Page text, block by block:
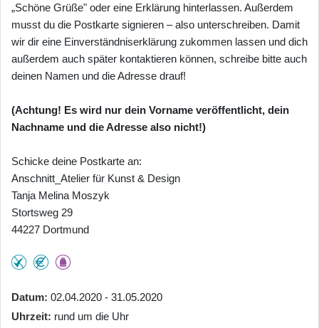
„Schöne Grüße" oder eine Erklärung hinterlassen. Außerdem
musst du die Postkarte signieren – also unterschreiben. Damit
wir dir eine Einverständniserklärung zukommen lassen und dich
außerdem auch später kontaktieren können, schreibe bitte auch
deinen Namen und die Adresse drauf!
(Achtung! Es wird nur dein Vorname veröffentlicht, dein
Nachname und die Adresse also nicht!)
Schicke deine Postkarte an:
Anschnitt_Atelier für Kunst & Design
Tanja Melina Moszyk
Stortsweg 29
44227 Dortmund
Datum 02.04.2020 - 31.05.2020
Uhrzeit rund um die Uhr